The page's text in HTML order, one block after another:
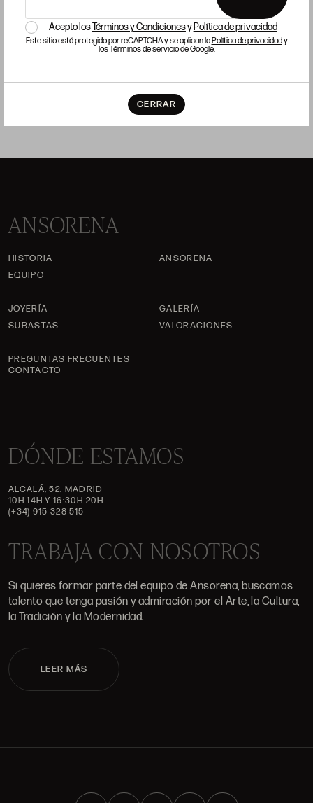
Acepto losTérminos y Condicionesy Política de privacidad
Este sitio está protegido por reCAPTCHA y se aplican laPolítica de privacidady
losTérminos de serviciode Google.
CERRAR
Precio salida 200 €
ANSORENA
HISTORIA
ANSORENA
EQUIPO
JOYERÍA
GALERÍA
SUBASTAS
VALORACIONES
PREGUNTAS FRECUENTES
CONTACTO
DÓNDE ESTAMOS
ALCALÁ, 52. MADRID
10H-14H Y 16:30H-20H
(+34) 915 328 515
TRABAJA CON NOSOTROS
Si quieres formar parte del equipo de Ansorena, buscamos
talento que tenga pasión y admiración por el Arte, la Cultura,
la Tradición y la Modernidad.
LEER MÁS